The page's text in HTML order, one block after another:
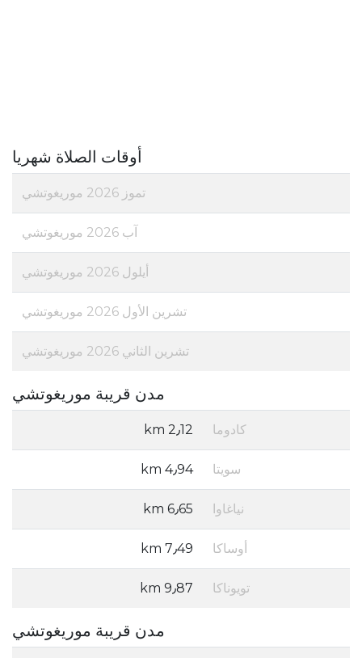
أوقات الصلاة شهريا
تموز 2026 موريغوتشي
آب 2026 موريغوتشي
أيلول 2026 موريغوتشي
تشرين الأول 2026 موريغوتشي
تشرين الثاني 2026 موريغوتشي
مدن قريبة موريغوتشي
كادوما 2٫12 km
سويتا 4٫94 km
نياغاوا 6٫65 km
أوساكا 7٫49 km
تويوناكا 9٫87 km
مدن قريبة موريغوتشي